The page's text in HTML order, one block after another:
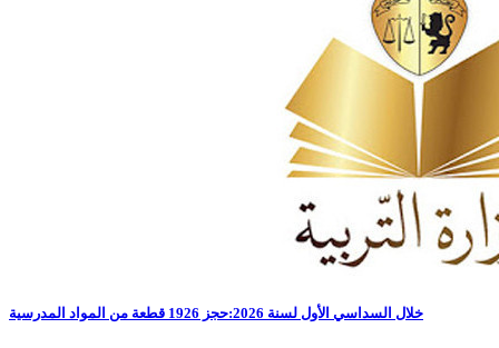
خلال السداسي الأول لسنة 2026:حجز 1926 قطعة من المواد المدرسية